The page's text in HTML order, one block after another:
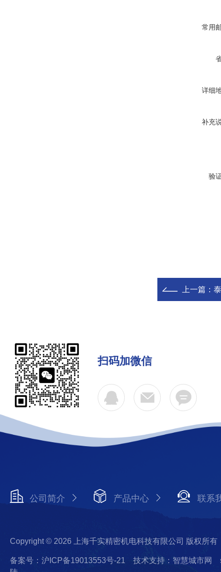
常用
详细
补充
验
上一篇：
扫码加微信
公司简介 产品中心 联系
Copyright © 2026 上海千实精密机电科技有限公司 版权所有
备案号：沪ICP备19013553号-21 技术支持：智慧城市网